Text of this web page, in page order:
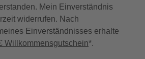
Mein Einverständnis
widerrufen. Nach
Einverständnisses erhalte
Willkommensgutschein*.